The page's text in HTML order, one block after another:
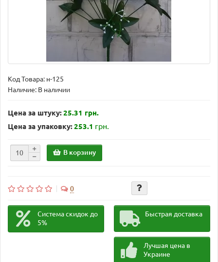
Код Товара: н-125
Наличие: В наличии
Цена за штуку:25.31 грн.
Цена за упаковку:253.1 грн.
В корзину
0
Система скидок до
5%
Быстрая доставка
Лучшая цена в
Украине